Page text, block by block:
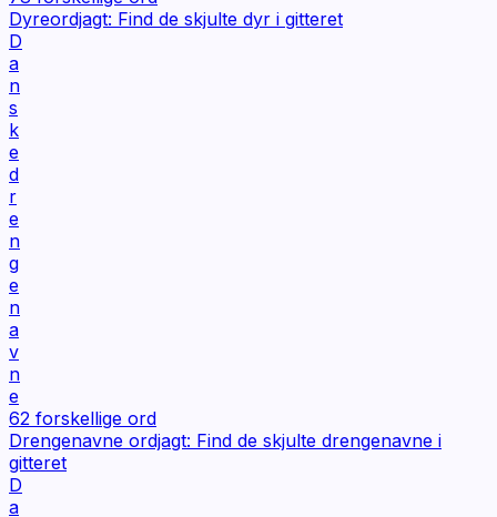
Dyreordjagt: Find de skjulte dyr i gitteret
D
a
n
s
k
e
d
r
e
n
g
e
n
a
v
n
e
62 forskellige ord
Drengenavne ordjagt: Find de skjulte drengenavne i
gitteret
D
a